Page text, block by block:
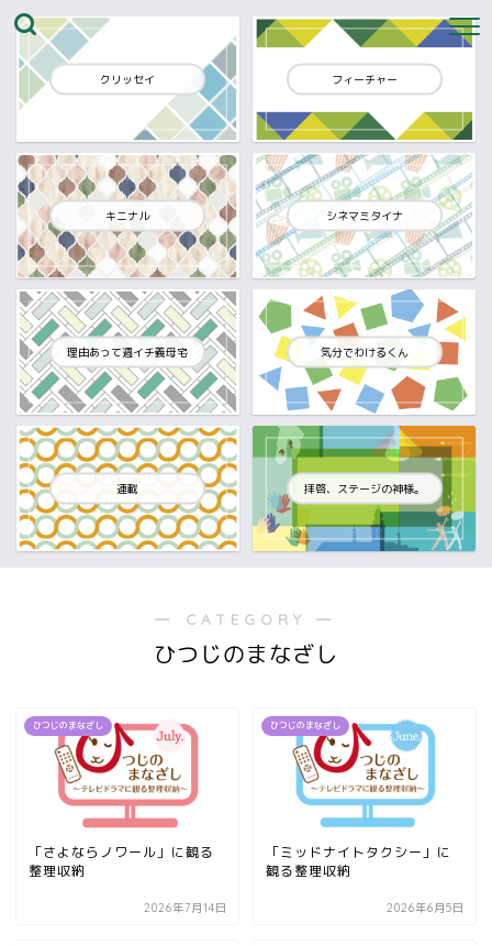
クリッセイ フィーチャー
キニナル シネマミタイナ
理由あって週イチ義母宅 気分でわけるくん
連載 拝啓、ステージの神様。
― CATEGORY ―
ひつじのまなざし
ひつじのまなざし
「さよならノワール」に観る
整理収納
2026年7月14日
ひつじのまなざし
「ミッドナイトタクシー」に
観る整理収納
2026年6月5日